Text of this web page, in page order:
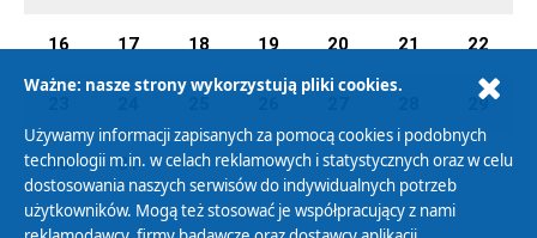
16 17 18 19 20 21 22
29
30 31 01 02 03 04 05
Ważne: nasze strony wykorzystują pliki cookies.
Używamy informacji zapisanych za pomocą cookies i podobnych
technologii m.in. w celach reklamowych i statystycznych oraz w celu
dostosowania naszych serwisów do indywidualnych potrzeb
użytkowników. Mogą też stosować je współpracujący z nami